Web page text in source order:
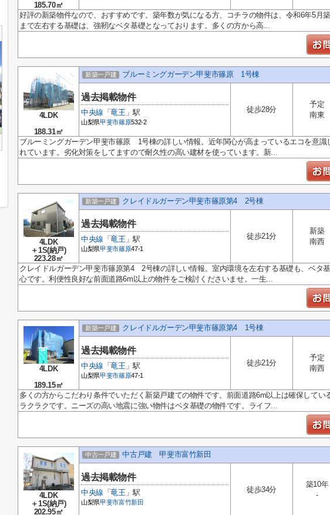
185.70㎡
好評の新築物件なので、おすすめです。築年数が気になる方、コチラの物件は、令和6年5月
まで左右する基礎は、強靭なベタ基礎となっております。多くの方から高...
4LDK
188.31㎡
新築一戸建 ブルーミングガーデン甲斐市篠原 1号棟
過去掲載物件
中央線 「竜王 」駅
山梨県甲斐市篠原532-2
徒歩28分
予定
南東
ブルーミングガーデン甲斐市篠原 1号棟の詳しい情報。近年関心が高まっているエコを意識
れています。劣化対策をしてますので耐久性の高い建材を使っています。新...
4LDK
＋1S(納戸)
223.28㎡
新築一戸建 クレイドルガーデン甲斐市篠原第4 2号棟
過去掲載物件
中央線 「竜王 」駅
山梨県甲斐市篠原47-1
徒歩21分
新築
南西
クレイドルガーデン甲斐市篠原第4 2号棟の詳しい情報。室内環境を左右する基礎も、ベタ
心です。利便性良好な前面道路6m以上の物件をご検討くださいませ。一生...
4LDK
189.15㎡
新築一戸建 クレイドルガーデン甲斐市篠原第4 1号棟
過去掲載物件
中央線 「竜王 」駅
山梨県甲斐市篠原47-1
徒歩21分
予定
南西
多くの方からこだわり条件でいただく新築戸建ての物件です。前面道路6m以上は確保してい
ラクラクです。ニーズの高い地震に強い物件はベタ基礎の物件です。ライフ...
4LDK
＋1S(納戸)
202.95㎡
中古一戸建 中古戸建 甲斐市富竹新田
過去掲載物件
中央線 「竜王 」駅
山梨県甲斐市富竹新田
徒歩34分
築10年
-